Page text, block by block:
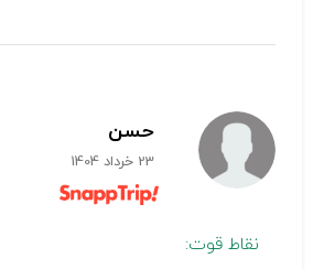
حسن
23 خرداد 1404
نقاط قوت: